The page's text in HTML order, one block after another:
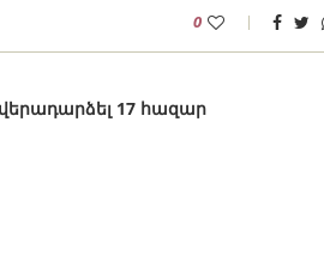
0
17 հազար